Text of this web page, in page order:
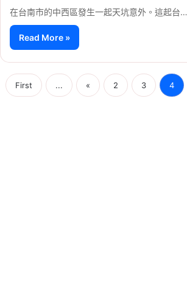
在台南市的中西區發生一起天坑意外。這起台…
Read More »
First ... « 2 3 4